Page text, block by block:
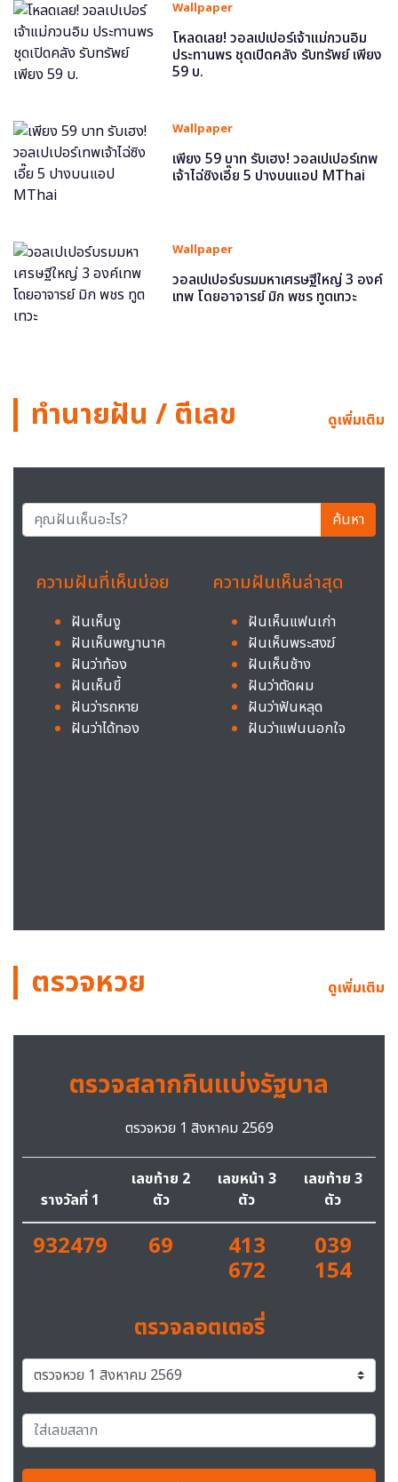
Wallpaper
โหลดเลย! วอลเปเปอร์เจ้าแม่กวนอิม
ประทานพร ชุดเปิดคลัง รับทรัพย์ เพียง
59 บ.
Wallpaper
เพียง 59 บาท รับเฮง! วอลเปเปอร์เทพ
เจ้าไฉ่ซิงเอี๊ย 5 ปางบนแอป MThai
Wallpaper
วอลเปเปอร์บรมมหาเศรษฐีใหญ่ 3 องค์
เทพ โดยอาจารย์ มิก พชร ทูตเทวะ
ทำนายฝัน / ตีเลข ดูเพิ่มเติม
ค้นหา
ความฝันที่เห็นบ่อย
ฝันเห็นงู
ฝันเห็นพญานาค
ฝันว่าท้อง
ฝันเห็นขี้
ฝันว่ารถหาย
ฝันว่าได้ทอง
ความฝันเห็นล่าสุด
ฝันเห็นแฟนเก่า
ฝันเห็นพระสงฆ์
ฝันเห็นช้าง
ฝันว่าตัดผม
ฝันว่าฟันหลุด
ฝันว่าแฟนนอกใจ
ตรวจหวย ดูเพิ่มเติม
ตรวจสลากกินแบ่งรัฐบาล
ตรวจหวย 1 สิงหาคม 2569
รางวัลที่ 1
เลขท้าย 2
ตัว
เลขหน้า 3
ตัว
เลขท้าย 3
ตัว
932479 69 413
672
039
154
ตรวจลอตเตอรี่